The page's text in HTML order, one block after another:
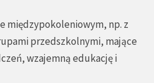
międzypokoleniowym, np. z
przedszkolnymi, mające
wzajemną edukację i